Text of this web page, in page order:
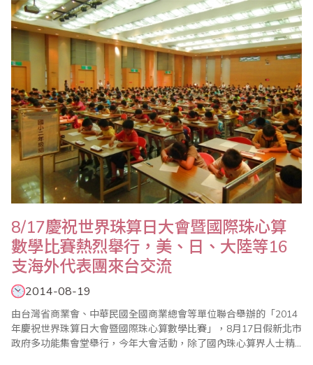
8/17慶祝世界珠算日大會暨國際珠心算
數學比賽熱烈舉行，美、日、大陸等16
支海外代表團來台交流
2014-08-19
由台灣省商業會、中華民國全國商業總會等單位聯合舉辦的「2014
年慶祝世界珠算日大會暨國際珠心算數學比賽」，8月17日假新北市
政府多功能集會堂舉行，今年大會活動，除了國內珠心算界人士精